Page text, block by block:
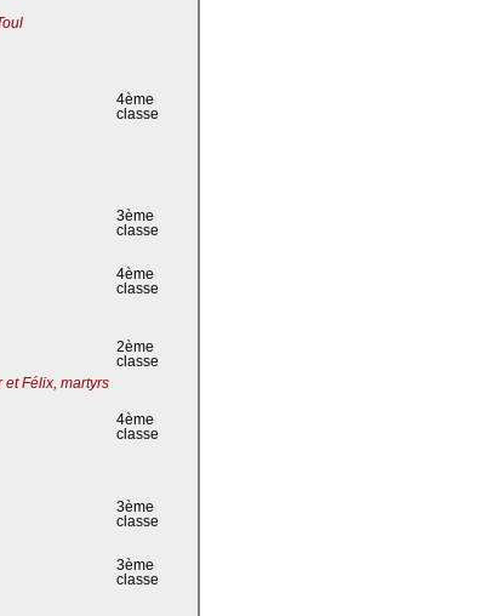
4ème
classe
3ème
classe
4ème
classe
2ème
classe
et Félix, martyrs
4ème
classe
3ème
classe
3ème
classe